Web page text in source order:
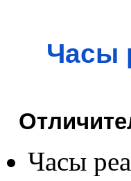
Часы
Часы